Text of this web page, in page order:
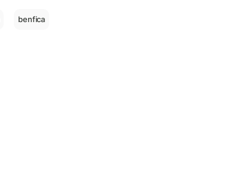
benfica